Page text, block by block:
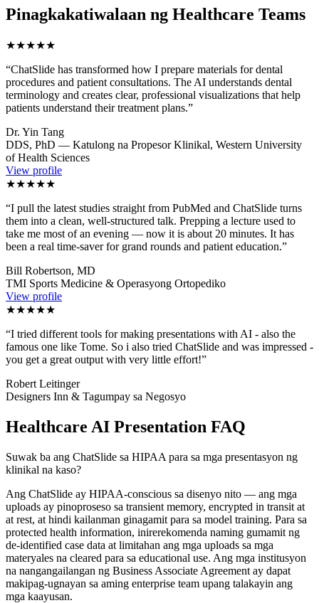
Pinagkakatiwalaan ng Healthcare Teams
★★★★★
“ChatSlide has transformed how I prepare materials for dental
procedures and patient consultations. The AI understands dental
terminology and creates clear, professional visualizations that help
patients understand their treatment plans.”
Dr. Yin Tang
DDS, PhD — Katulong na Propesor Klinikal, Western University
of Health Sciences
View profile
★★★★★
“I pull the latest studies straight from PubMed and ChatSlide turns
them into a clean, well-structured talk. Prepping a lecture used to
take me most of an evening — now it is about 20 minutes. It has
been a real time-saver for grand rounds and patient education.”
Bill Robertson, MD
TMI Sports Medicine & Operasyong Ortopediko
View profile
★★★★★
“I tried different tools for making presentations with AI - also the
famous one like Tome. So i also tried ChatSlide and was impressed -
you get a great output with very little effort!”
Robert Leitinger
Designers Inn & Tagumpay sa Negosyo
Healthcare AI Presentation FAQ
Suwak ba ang ChatSlide sa HIPAA para sa mga presentasyon ng
klinikal na kaso?
Ang ChatSlide ay HIPAA-conscious sa disenyo nito — ang mga
uploads ay pinoproseso sa transient memory, encrypted in transit at
at rest, at hindi kailanman ginagamit para sa model training. Para sa
protected health information, inirerekomenda naming gumamit ng
de-identified case data at limitahan ang mga uploads sa mga
materyales na cleared para sa educational use. Ang mga institusyon
na nangangailangan ng Business Associate Agreement ay dapat
makipag-ugnayan sa aming enterprise team upang talakayin ang
mga kaayusan.